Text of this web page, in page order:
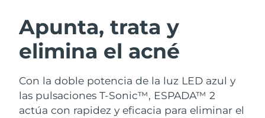
Apunta, trata y
elimina el acné
Con la doble potencia de la luz LED azul y
las pulsaciones T-Sonic™, ESPADA™ 2
actúa con rapidez y eficacia para eliminar el
LUNA™ 4 pack
Anti-aging massage
BEAR™ 2 pack
Microcurrent toning
Austria
Baréin Entrega prevista
Bélgica
Bermudas Entrega prevista